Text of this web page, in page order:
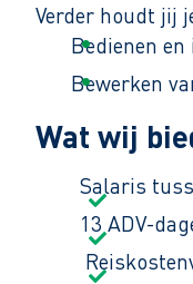
Verder houdt jij
Bedienen
Bewerken
Controleren
Er worden
vereisten de
Wat wij
Salaris
13 ADV-